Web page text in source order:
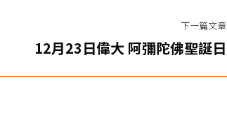
下一篇文章
12月23日偉大 阿彌陀佛聖誕日